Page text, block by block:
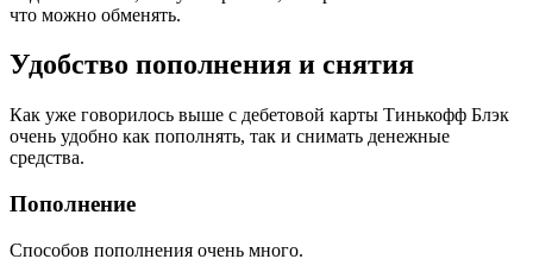
что можно обменять.
Удобство пополнения и снятия
Как уже говорилось выше с дебетовой карты Тинькофф Блэк
очень удобно как пополнять, так и снимать денежные
средства.
Пополнение
Способов пополнения очень много.